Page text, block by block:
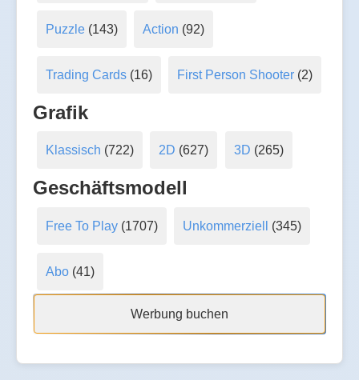
Puzzle(143) Action (92)
Trading Cards(16) First Person Shooter (2)
Grafik
Klassisch (722) 2D (627) 3D (265)
Geschäftsmodell
Free To Play(1707) Unkommerziell (345)
Abo(41)
Werbung buchen